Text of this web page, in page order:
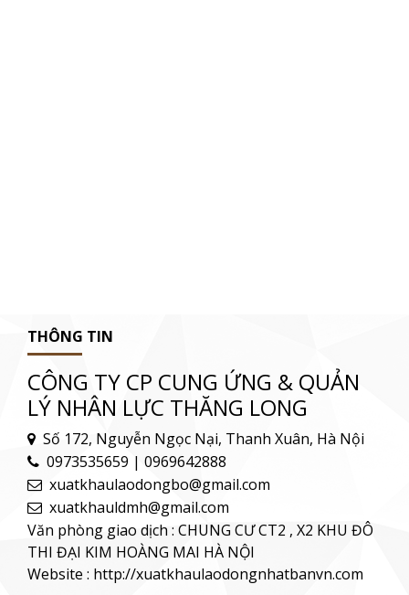
THÔNG TIN
CÔNG TY CP CUNG ỨNG & QUẢN
LÝ NHÂN LỰC THĂNG LONG
Số 172, Nguyễn Ngọc Nại, Thanh Xuân, Hà Nội
0973535659 | 0969642888
xuatkhaulaodongbo@gmail.com
xuatkhauldmh@gmail.com
Văn phòng giao dịch : CHUNG CƯ CT2 , X2 KHU ĐÔ
THI ĐẠI KIM HOÀNG MAI HÀ NỘI
Website : http://xuatkhaulaodongnhatbanvn.com